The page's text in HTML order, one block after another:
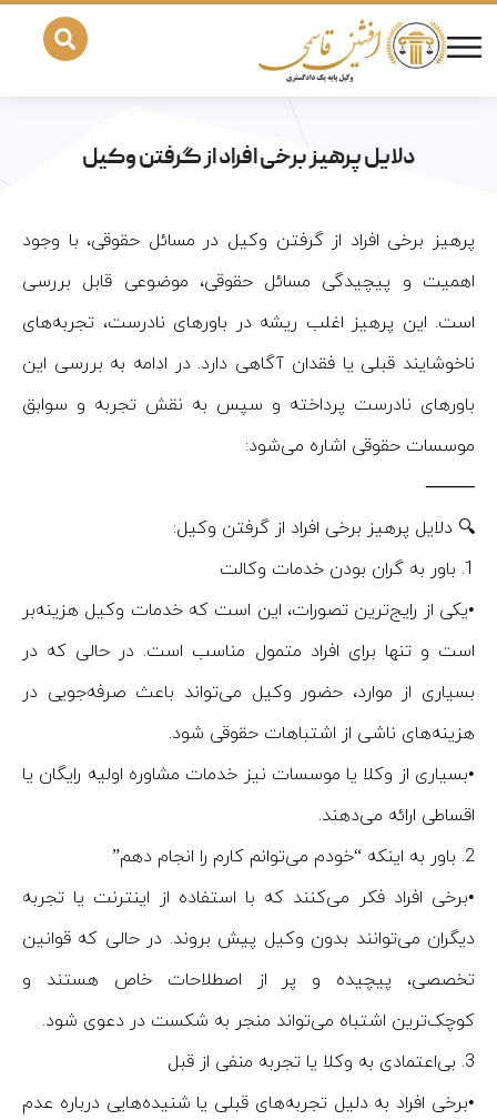
دلایل پرهیز برخی افراد از گرفتن وکیل
پرهیز برخی افراد از گرفتن وکیل در مسائل حقوقی، با وجود
اهمیت و پیچیدگی مسائل حقوقی، موضوعی قابل بررسی
است. این پرهیز اغلب ریشه در باورهای نادرست، تجربه‌های
ناخوشایند قبلی یا فقدان آگاهی دارد. در ادامه به بررسی این
باورهای نادرست پرداخته و سپس به نقش تجربه و سوابق
موسسات حقوقی اشاره می‌شود:
⸻
🔍 دلایل پرهیز برخی افراد از گرفتن وکیل:
1.⁠ ⁠باور به گران بودن خدمات وکالت
•یکی از رایج‌ترین تصورات، این است که خدمات وکیل هزینه‌بر
است و تنها برای افراد متمول مناسب است. در حالی که در
بسیاری از موارد، حضور وکیل می‌تواند باعث صرفه‌جویی در
هزینه‌های ناشی از اشتباهات حقوقی شود.
•بسیاری از وکلا یا موسسات نیز خدمات مشاوره اولیه رایگان یا
اقساطی ارائه می‌دهند.
2.⁠ ⁠باور به اینکه “خودم می‌توانم کارم را انجام دهم”
•برخی افراد فکر می‌کنند که با استفاده از اینترنت یا تجربه
دیگران می‌توانند بدون وکیل پیش بروند. در حالی که قوانین
تخصصی، پیچیده و پر از اصطلاحات خاص هستند و
کوچک‌ترین اشتباه می‌تواند منجر به شکست در دعوی شود.
3.⁠ ⁠بی‌اعتمادی به وکلا یا تجربه منفی از قبل
•برخی افراد به دلیل تجربه‌های قبلی یا شنیده‌هایی درباره عدم